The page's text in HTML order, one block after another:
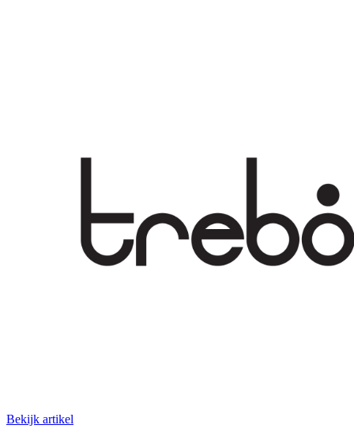
Bekijk artikel